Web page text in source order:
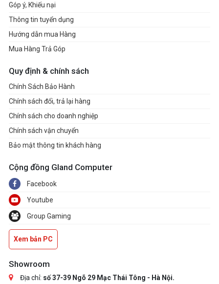
Góp ý, Khiếu nại
Thông tin tuyển dụng
Hướng dẫn mua Hàng
Mua Hàng Trả Góp
Quy định & chính sách
Chính Sách Bảo Hành
Chính sách đổi, trả lại hàng
Chính sách cho doanh nghiệp
Chính sách vận chuyển
Bảo mật thông tin khách hàng
Cộng đồng Gland Computer
Facebook
Youtube
Group Gaming
Xem bản PC
Showroom
Địa chỉ: số 37-39 Ngõ 29 Mạc Thái Tông - Hà Nội.